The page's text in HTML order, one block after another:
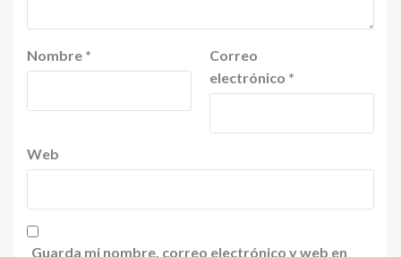
Nombre *
Correo
electrónico *
Web
Guarda mi nombre, correo electrónico y web en